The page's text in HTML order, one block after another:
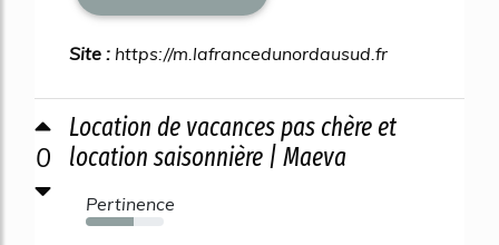
Site : https://m.lafrancedunordausud.fr
0
Location de vacances pas chère et
location saisonnière | Maeva
Pertinence
62%